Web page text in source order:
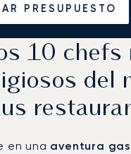
PRESUPUESTO
10 chefs
del
en una aventura